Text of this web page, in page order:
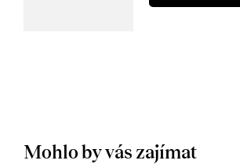
Mohlo by vás zajímat